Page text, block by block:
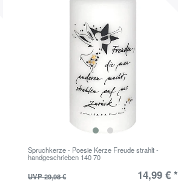
Spruchkerze - Poesie Kerze Freude strahlt -
handgeschrieben 140 70
UVP 29,98 €
14,99 € *